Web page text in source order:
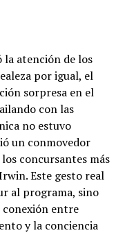
la atención de los
por igual, el
sorpresa en el
con las
no estuvo
un conmovedor
concursantes más
Este gesto real
al programa, sino
conexión entre
y la conciencia